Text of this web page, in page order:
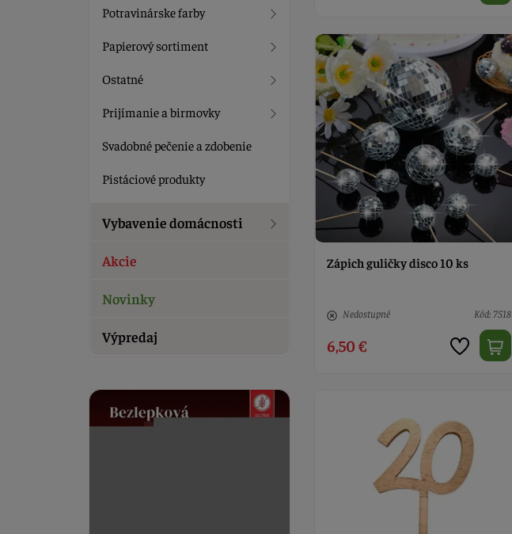
Zápich guličky disco 10 ks
Nedostupné Kód: 7518
6,50 €
Potravinárske farby
Papierový sortiment
Ostatné
Prijímanie a birmovky
Svadobné pečenie a zdobenie
Pistáciové produkty
Vybavenie domácnosti
Akcie
Novinky
Výpredaj